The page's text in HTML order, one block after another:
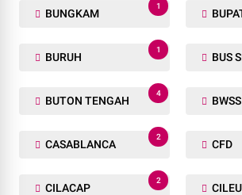
BUNGKAM
1
BURUH
1
BUS
BUTON TENGAH
4
CASABLANCA
2
CFD
CILACAP
2